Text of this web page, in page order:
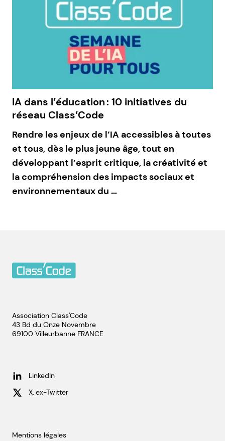
IA dans l’éducation : 10 initiatives du
réseau Class’Code
Rendre les enjeux de l’IA accessibles à toutes
et tous, dès le plus jeune âge, tout en
développant l’esprit critique, la créativité et
la compréhension des impacts sociaux et
environnementaux du …
Association Class'Code
43 Bd du Onze Novembre
69100 Villeurbanne FRANCE
LinkedIn
X, ex-Twitter
Mentions légales